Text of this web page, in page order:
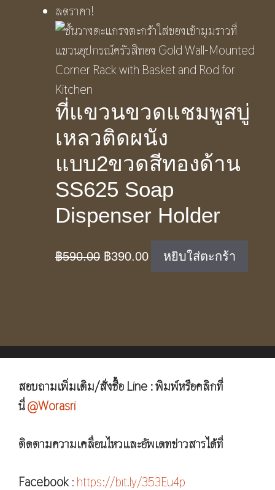
ลดราคา!
ที่แขวนขวดแชมพูสบู่
เหลวติดผนัง
แบบ2ขวดสีทองด้าน
SS625 Soap
Dispenser Holder
฿590.00 Original
฿390.00 Current
price
หยิบใส่ตะกร้า
สอบถามเพิ่มเติม/สั่งซื้อ Line : พิมพ์หรือคลิกที่
นี่@Worasri
ติดตามความเคลื่อนไหวและอัพเดทข่าวสารได้ที่
Facebook : https://bit.ly/353Eu4p